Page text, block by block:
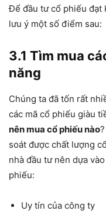
Để đầu tư cổ phiếu đạt
lưu ý một số điểm sau:
3.1 Tìm mua
năng
Chúng ta đã tốn rất
các mã cổ phiếu giàu
nên mua cổ phiếu nào
soát được chất lượng
nhà đầu tư nên dựa
phiếu:
Uy tín của công ty